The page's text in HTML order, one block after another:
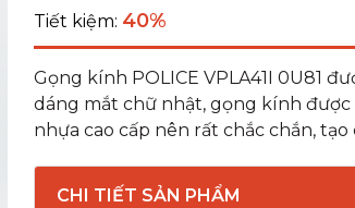
Tiết kiệm: 40%
Gọng kính POLICE VPLA41I 0U81
dáng mắt chữ nhật, gọng kính
nhựa cao cấp nên rất chắc chắn, tạo
CHI TIẾT SẢN PHẨM